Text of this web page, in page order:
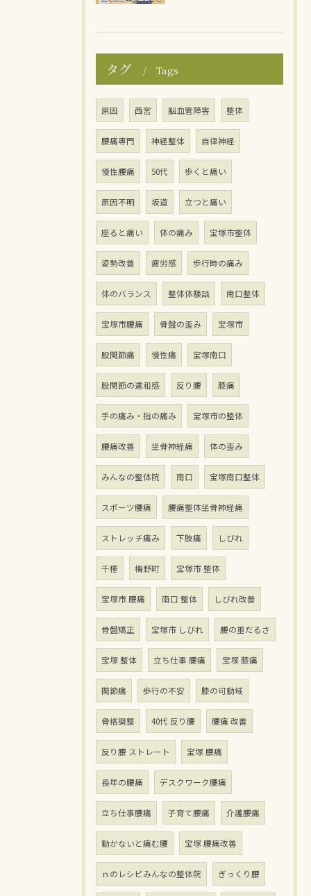
タグ Tags
原因 西宮 脳血管障害 整体
腰痛専門 神経整体 自律神経
慢性腰痛 50代 歩くと痛い
原因不明 坂道 立つと痛い
座ると痛い 体の痛み 宝塚市整体
姿勢改善 疲労感 歩行時の痛み
体のバランス 整体体験談 南口整体
宝塚市腰痛 骨盤の歪み 宝塚市
股関節痛 慢性痛 宝塚南口
股関節の違和感 反り腰 膝痛
手の痛み・指の痛み 宝塚市の整体
腰痛改善 坐骨神経痛 体の歪み
みんなの整体院 南口 宝塚南口整体
スポーツ腰痛 腰痛整体坐骨神経痛
ストレッチ痛み 下肢痛 しびれ
千種 梅野町 宝塚市 整体
宝塚市 腰痛 南口 整体 しびれ改善
骨盤矯正 宝塚市 しびれ 腰の重だるさ
宝塚 整体 立ち仕事 腰痛 宝塚 膝痛
関節痛 歩行の不安 膝の可動域
骨格調整 40代 反り腰 腰痛 改善
反り腰 ストレート 宝塚 腰痛
長年の腰痛 デスクワーク腰痛
立ち仕事腰痛 子育て腰痛 介護腰痛
動かないと痛む腰 宝塚 腰痛改善
ｎのレシピみんなの整体院 ぎっくり腰